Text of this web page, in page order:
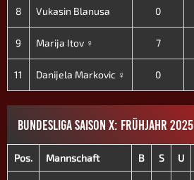
8 Vukasin Blanusa 0
9 Marija Itov ♀ 7
11 Danijela Markovic ♀ 0
BUNDESLIGA SAISON X: FRÜHJAHR 2025
Pos. Mannschaft B S U